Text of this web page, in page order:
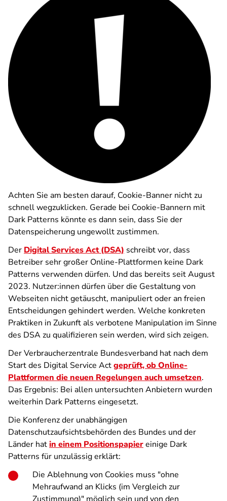
Achten Sie am besten darauf, Cookie-Banner nicht zu
schnell wegzuklicken. Gerade bei Cookie-Bannern mit
Dark Patterns könnte es dann sein, dass Sie der
Datenspeicherung ungewollt zustimmen.
Der Digital Services Act (DSA) schreibt vor, dass
Betreiber sehr großer Online-Plattformen keine Dark
Patterns verwenden dürfen. Und das bereits seit August
2023. Nutzer:innen dürfen über die Gestaltung von
Webseiten nicht getäuscht, manipuliert oder an freien
Entscheidungen gehindert werden. Welche konkreten
Praktiken in Zukunft als verbotene Manipulation im Sinne
des DSA zu qualifizieren sein werden, wird sich zeigen.
Der Verbraucherzentrale Bundesverband hat nach dem
Start des Digital Service Actgeprüft, ob Online-
Plattformen die neuen Regelungen auch umsetzen.
Das Ergebnis: Bei allen untersuchten Anbietern wurden
weiterhin Dark Patterns eingesetzt.
Die Konferenz der unabhängigen
Datenschutzaufsichtsbehörden des Bundes und der
Länder hatin einem Positionspapiereinige Dark
Patterns für unzulässig erklärt:
Die Ablehnung von Cookies muss "ohne
Mehraufwand an Klicks (im Vergleich zur